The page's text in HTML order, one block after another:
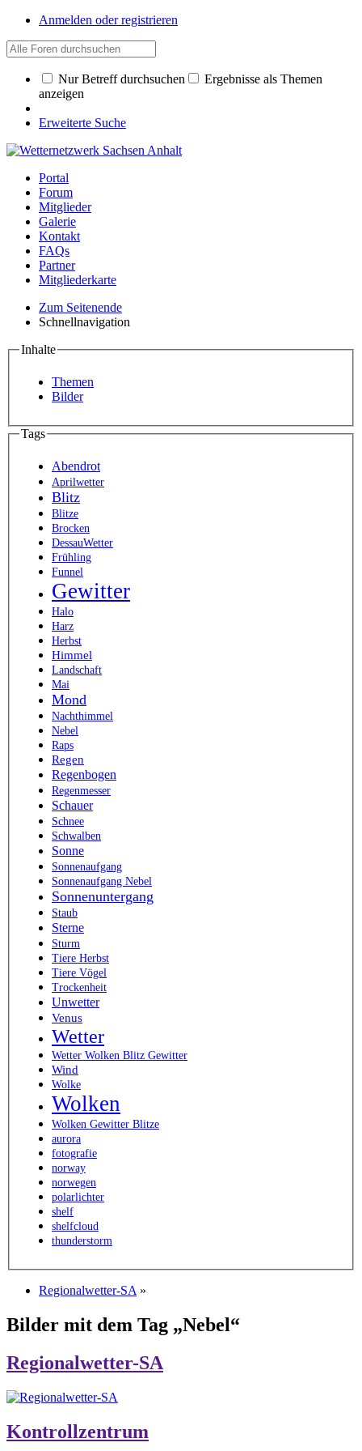
Anmelden oder registrieren
Nur Betreff durchsuchen
Ergebnisse als Themen
anzeigen
Erweiterte Suche
Portal
Forum
Mitglieder
Galerie
Kontakt
FAQs
Partner
Mitgliederkarte
Zum Seitenende
Schnellnavigation
Inhalte
Themen
Bilder
Tags
Abendrot
Aprilwetter
Blitz
Blitze
Brocken
DessauWetter
Frühling
Funnel
Gewitter
Halo
Harz
Herbst
Himmel
Landschaft
Mai
Mond
Nachthimmel
Nebel
Raps
Regen
Regenbogen
Regenmesser
Schauer
Schnee
Schwalben
Sonne
Sonnenaufgang
Sonnenaufgang Nebel
Sonnenuntergang
Staub
Sterne
Sturm
Tiere Herbst
Tiere Vögel
Trockenheit
Unwetter
Venus
Wetter
Wetter Wolken Blitz Gewitter
Wind
Wolke
Wolken
Wolken Gewitter Blitze
aurora
fotografie
norway
norwegen
polarlichter
shelf
shelfcloud
thunderstorm
Regionalwetter-SA »
Bilder mit dem Tag „Nebel“
Regionalwetter-SA
Kontrollzentrum